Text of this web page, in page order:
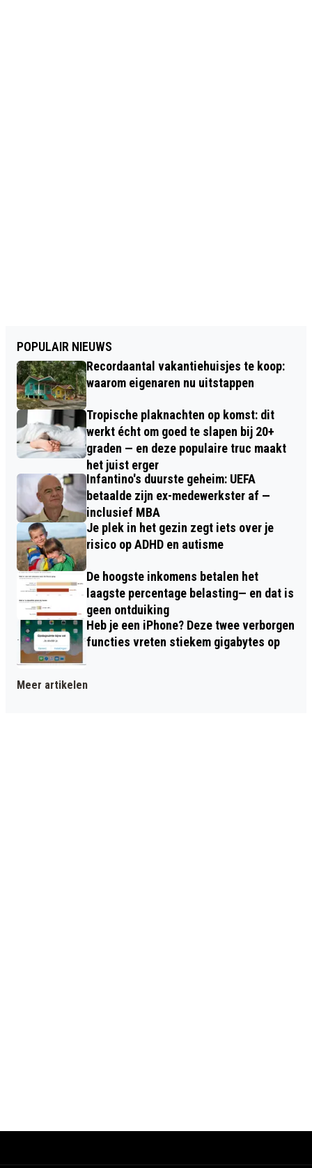
POPULAIR NIEUWS
Recordaantal vakantiehuisjes te koop:
waarom eigenaren nu uitstappen
Tropische plaknachten op komst: dit
werkt écht om goed te slapen bij 20+
graden — en deze populaire truc maakt
het juist erger
Infantino's duurste geheim: UEFA
betaalde zijn ex-medewerkster af —
inclusief MBA
Je plek in het gezin zegt iets over je
risico op ADHD en autisme
De hoogste inkomens betalen het
laagste percentage belasting— en dat is
geen ontduiking
Heb je een iPhone? Deze twee verborgen
functies vreten stiekem gigabytes op
Meer artikelen